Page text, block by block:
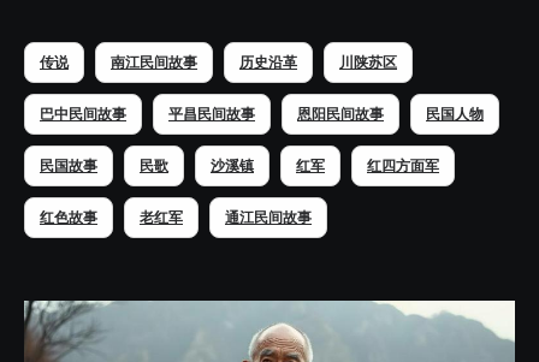
传说 南江民间故事 历史沿革 川陕苏区
巴中民间故事 平昌民间故事 恩阳民间故事 民国人物
民国故事 民歌 沙溪镇 红军 红四方面军
红色故事 老红军 通江民间故事